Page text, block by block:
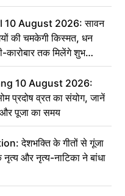
10 August 2026: सावन
की चमकेगी किस्मत, धन
तक मिलेंगे शुभ
10 August 2026:
प्रदोष व्रत का संयोग, जानें
और पूजा का समय
देशभक्ति के गीतों से गूंजा
नृत्य और नृत्य-नाटिका ने बांधा